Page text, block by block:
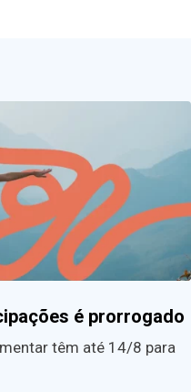
é prorrogado
têm até 14/8 para